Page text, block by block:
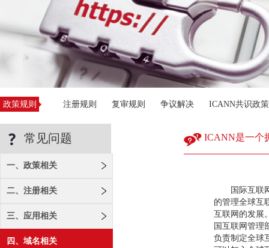
政策规则 注册规则 复审规则 争议解决 ICANN共识政策
常见问题
一、政策相关
二、注册相关
三、应用相关
四、域名相关
ICANN是一个
国际互联网
的管理全球互
互联网的发展
国互联网管理
负责制定全球